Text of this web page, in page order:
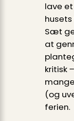
lave
Sæt
at
kritisk
(og
ferien.